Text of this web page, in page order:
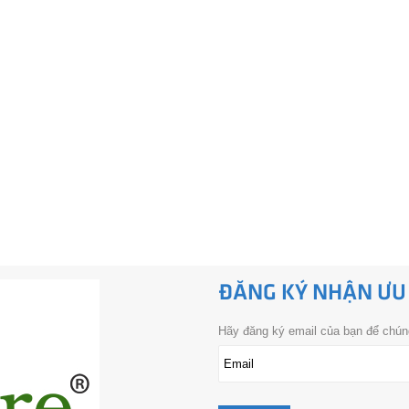
ĐĂNG KÝ NHẬN
Hãy đăng ký email của bạn để